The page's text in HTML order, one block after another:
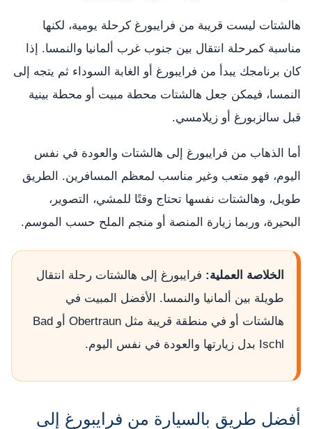
هالشتات ليست قريبة من فرايبورغ كرحلة يومية، لكنها
مناسبة كمرحلة انتقال بين جنوب غرب ألمانيا والنمسا. إذا
كان برنامجك يبدأ من فرايبورغ أو الغابة السوداء ثم يتجه إلى
النمسا، فيمكن جعل هالشتات محطة مبيت أو محطة بينية
قبل سالزبورغ أو زيلامسي.
أما الذهاب من فرايبورغ إلى هالشتات والعودة في نفس
اليوم، فهو متعب وغير مناسب لمعظم المسافرين. الطريق
طويل، وهالشتات نفسها تحتاج وقتًا للمشي، التصوير،
البحيرة، وربما زيارة المنصة أو منجم الملح حسب الموسم.
الخلاصة العملية: فرايبورغ إلى هالشتات رحلة انتقال
طويلة بين ألمانيا والنمسا. الأفضل المبيت في
هالشتات أو في منطقة قريبة مثل Obertraun أو Bad
Ischl بدل زيارتها والعودة في نفس اليوم.
أفضل طريق بالسيارة من فرايبورغ إلى